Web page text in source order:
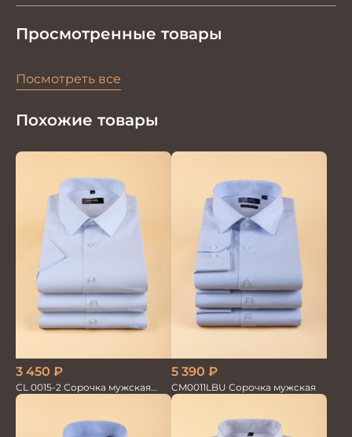
Просмотренные товары
Посмотреть все
Похожие товары
3 450 ₽
CL 0015-2 Сорочка мужская
короткий рукав
5 390 ₽
CM0011LBU Сорочка мужская